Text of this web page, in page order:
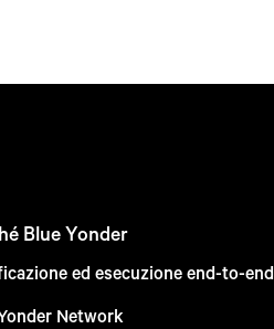
Blue Yonder
ed esecuzione end-to-end
Network